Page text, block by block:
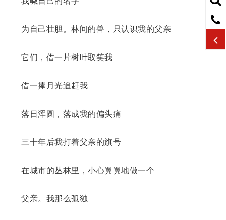
为自己壮胆。林间的兽，只认识我的父亲
它们，借一片树叶取笑我
借一捧月光追赶我
落日浑圆，落成我的偏头痛
三十年后我打着父亲的旗号
在城市的丛林里，小心翼翼地做一个
父亲。我那么孤独